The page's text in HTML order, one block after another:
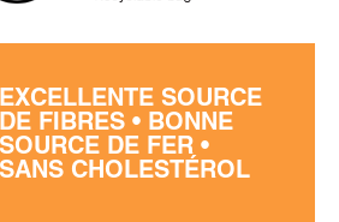
EXCELLENTE SOURCE
DE FIBRES • BONNE
SOURCE DE FER •
SANS CHOLESTÉROL